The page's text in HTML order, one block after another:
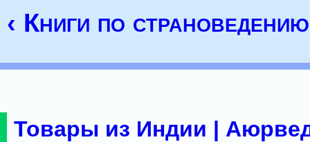
‹ Книги по страноведению
Товары из Индии |